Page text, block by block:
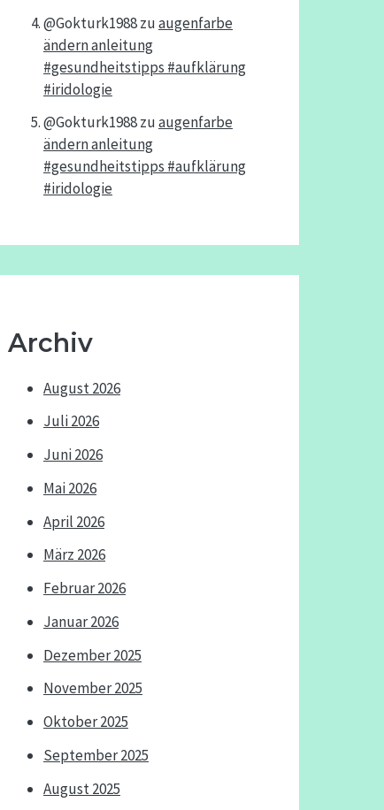
@Gokturk1988zuaugenfarbe
ändern anleitung
#gesundheitstipps #aufklärung
#iridologie
@Gokturk1988zuaugenfarbe
ändern anleitung
#gesundheitstipps #aufklärung
#iridologie
Archiv
August 2026
Juli 2026
Juni 2026
Mai 2026
April 2026
März 2026
Februar 2026
Januar 2026
Dezember 2025
November 2025
Oktober 2025
September 2025
August 2025